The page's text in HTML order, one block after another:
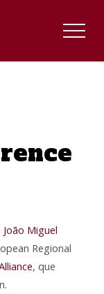
João Miguel
Regional
, que